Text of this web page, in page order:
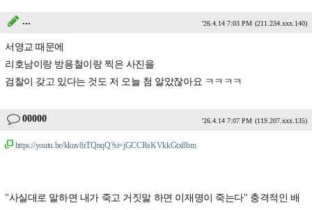
... '26.4.14 7:03 PM (211.234.xxx.140)
서영교 때문에
리호남이랑 방용철이랑 찍은 사진을
검찰이 갖고 있다는 것도 저 오늘 첨 알았잖아요 ㅋㅋㅋㅋ
00000 '26.4.14 7:07 PM (119.207.xxx.135)
https://youtu.be/kkuv8rTQnqQ?si=jGCCRsKVkkGtx8bm
"사실대로 말하면 내가 죽고 거짓말 하면 이재명이 죽는다" 충격적인 배